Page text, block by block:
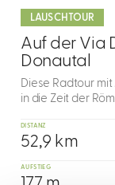
LAUSCHTOUR
2
Auf der Via
Donautal
Diese Radtour
in die Zeit der
DISTANZ
52,9 km
AUFSTIEG
dazu